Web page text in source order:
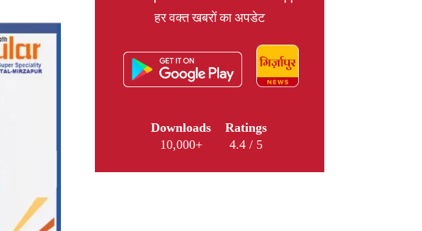
हर वक्त खबरों का अपडेट
Downloads
10,000+
Ratings
4.4 / 5